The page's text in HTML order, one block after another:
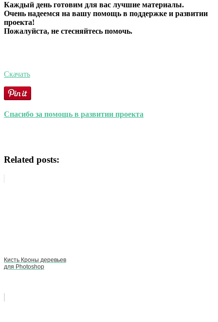
Каждый день готовим для вас лучшие материалы.
Очень надеемся на вашу помощь в поддержке и развитии
проекта!
Пожалуйста, не стесняйтесь помочь.
Скачать
Спасибо за помощь в развитии проекта
Related posts:
Кисть Кроны деревьев
для Photoshop